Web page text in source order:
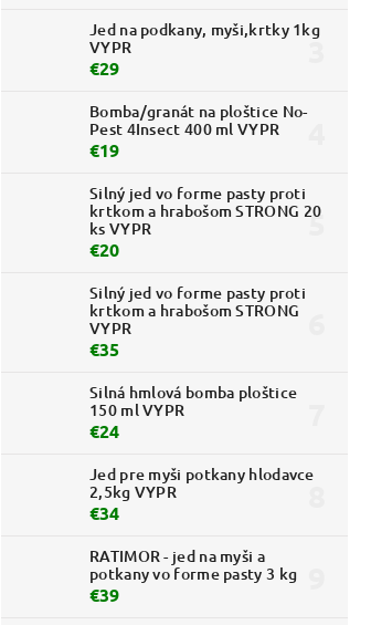
Jed na podkany, myši,krtky 1kg
VYPR
€29
Bomba/granát na ploštice No-
Pest 4Insect 400 ml VYPR
€19
Silný jed vo forme pasty proti
krtkom a hrabošom STRONG 20
ks VYPR
€20
Silný jed vo forme pasty proti
krtkom a hrabošom STRONG
VYPR
€35
Silná hmlová bomba ploštice
150 ml VYPR
€24
Jed pre myši potkany hlodavce
2,5kg VYPR
€34
RATIMOR - jed na myši a
potkany vo forme pasty 3 kg
€39